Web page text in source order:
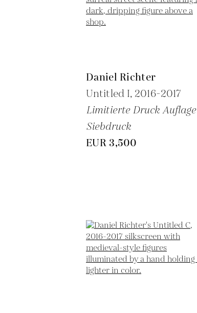
Daniel Richter
Untitled I, 2016-2017
Limitierte Druck Auflage
Siebdruck
EUR 3,500